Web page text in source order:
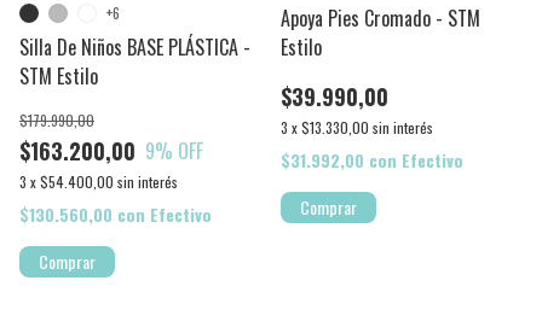
Silla De Niños BASE PLÁSTICA -
STM Estilo
$163.200,00
$179.990,00
9% OFF
3 x$54.400,00 sin interés
$130.560,00 con Efectivo
+6
Comprar
Apoya Pies Cromado - STM
Estilo
$39.990,00
3 x$13.330,00 sin interés
$31.992,00 con Efectivo